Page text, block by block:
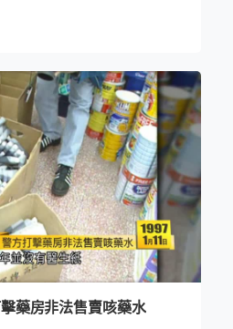
藥房非法售賣咳藥水